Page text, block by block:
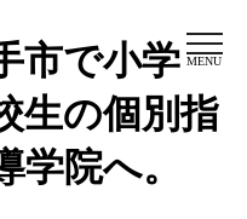
市で小学
生の個別指
学院へ。
MENU